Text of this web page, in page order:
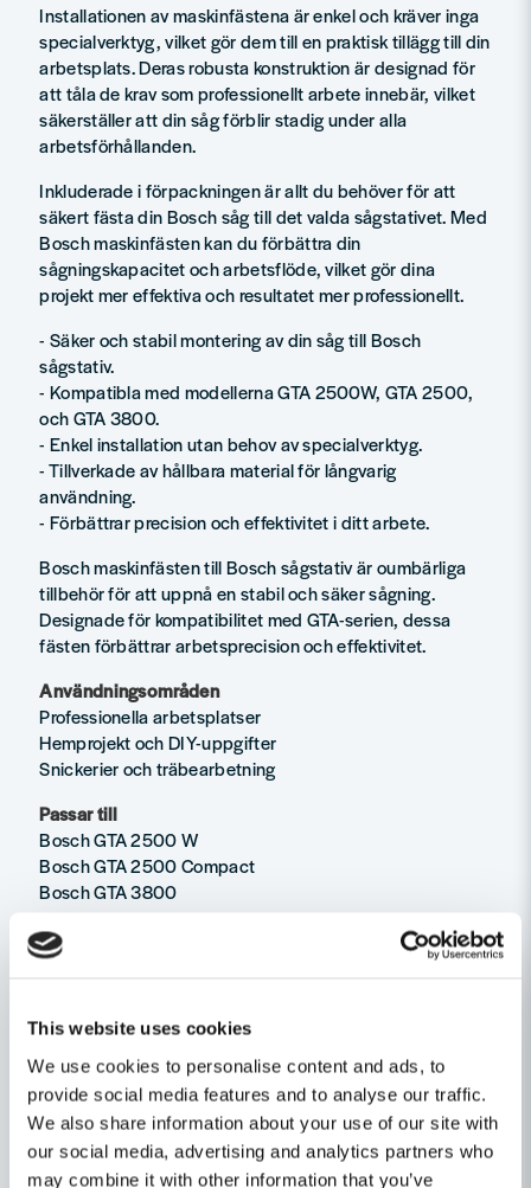
This website uses cookies
We use cookies to personalise content and ads, to
provide social media features and to analyse our traffic.
We also share information about your use of our site with
our social media, advertising and analytics partners who
may combine it with other information that you’ve
Installationen av maskinfästena är enkel och kräver inga
specialverktyg, vilket gör dem till en praktisk tillägg till din
arbetsplats. Deras robusta konstruktion är designad för
att tåla de krav som professionellt arbete innebär, vilket
säkerställer att din såg förblir stadig under alla
arbetsförhållanden.
Inkluderade i förpackningen är allt du behöver för att
säkert fästa din Bosch såg till det valda sågstativet. Med
Bosch maskinfästen kan du förbättra din
sågningskapacitet och arbetsflöde, vilket gör dina
projekt mer effektiva och resultatet mer professionellt.
- Säker och stabil montering av din såg till Bosch
sågstativ.
- Kompatibla med modellerna GTA 2500W, GTA 2500,
och GTA 3800.
- Enkel installation utan behov av specialverktyg.
- Tillverkade av hållbara material för långvarig
användning.
- Förbättrar precision och effektivitet i ditt arbete.
Bosch maskinfästen till Bosch sågstativ är oumbärliga
tillbehör för att uppnå en stabil och säker sågning.
Designade för kompatibilitet med GTA-serien, dessa
fästen förbättrar arbetsprecision och effektivitet.
Användningsområden
Professionella arbetsplatser
Hemprojekt och DIY-uppgifter
Snickerier och träbearbetning
Passar till
Bosch GTA 2500 W
Bosch GTA 2500 Compact
Bosch GTA 3800
Observera att dessa hållare säljes styckvis. Så för
Produkttyp Tillbehör
Produkttyp Tillbehör
Frågor & Svar (5)
Bertil Woltynski frågadeför 2 månader sedan
Ställ en produktfråga